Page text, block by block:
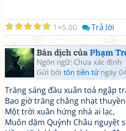
☆
☆
☆
☆
☆ 1 5.00 Trả lời
Bản dịch củaPhạm
Ngôn ngữ: Chưa xác định
Gửi bởi tôn tiền tửngày
Trăng sáng đầu xuân toả ngập
Bao giờ trăng chẳng nhạt
Một trời xuân hứng nhà ai lạc,
Muôn dặm Quỳnh Châu nguyệt